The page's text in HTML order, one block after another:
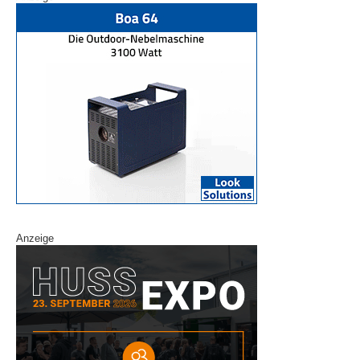
Anzeige